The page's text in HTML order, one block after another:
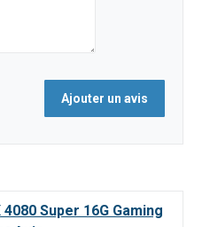
Super 16G Gaming